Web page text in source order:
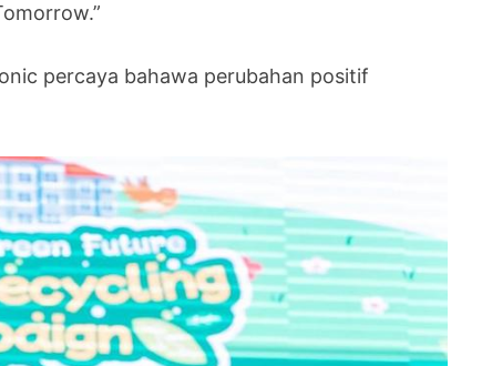
percaya bahawa perubahan positif